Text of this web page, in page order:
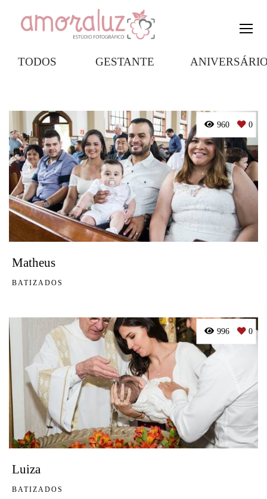
TODOS GESTANTE
Matheus
BATIZADOS
960 0
Luiza
BATIZADOS
996 0